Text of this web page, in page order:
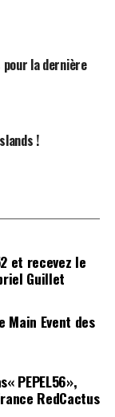
Event
qui aura,
Le casino
pour le
on l’espère !
€
pour la dernière
!
et recevez le
Guillet
Event des
PEPEL56»,
RedCactus